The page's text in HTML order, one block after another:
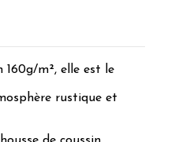
m², elle est le
rustique et